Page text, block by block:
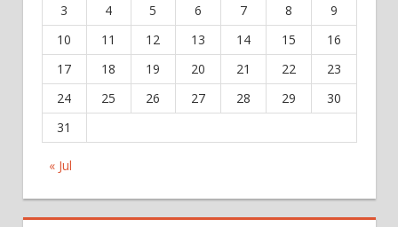
« Jul
3
4 5 6 7 8
9
10
11 12 13 14 15
16
17
18 19 20 21 22
23
24
25 26 27 28 29
30
31